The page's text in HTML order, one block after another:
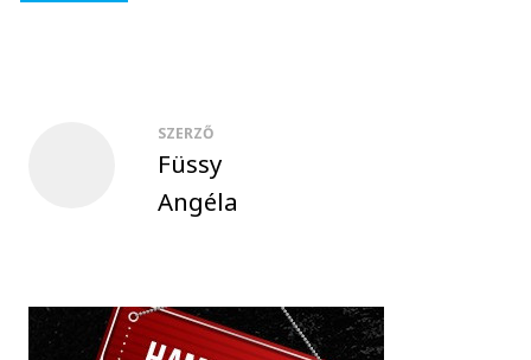
SZERZŐ
Füssy
Angéla